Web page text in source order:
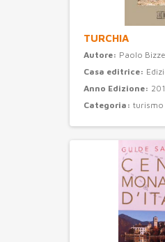
TURCHIA
Autore: Paolo
Casa editrice:
Anno Edizione:
Categoria: turismo